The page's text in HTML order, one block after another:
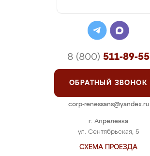
г. Апрелевка
ул. Сентябрьская, 5
СХЕМА ПРОЕЗДА
8 (800) 511-89-55
ОБРАТНЫЙ ЗВОНОК
corp-renessans@yandex.ru